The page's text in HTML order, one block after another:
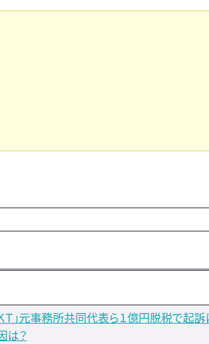
ＫＴ」元事務所共同代表ら１億円脱税で起
は？